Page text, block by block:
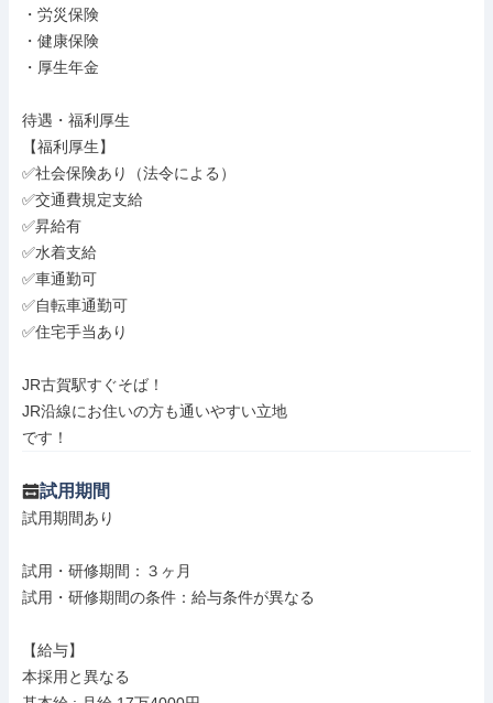
・労災保険
・健康保険
・厚生年金
待遇・福利厚生
【福利厚生】
✅社会保険あり（法令による）
✅交通費規定支給
✅昇給有
✅水着支給
✅車通勤可
✅自転車通勤可
✅住宅手当あり
JR古賀駅すぐそば！
JR沿線にお住いの方も通いやすい立地
です！
試用期間
試用期間あり
試用・研修期間：３ヶ月
試用・研修期間の条件：給与条件が異なる
【給与】
本採用と異なる